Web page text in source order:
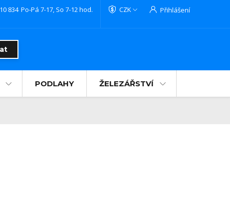
CZK Přihlášení
834 Po-Pá 7-17, So 7-12 hod.
PODLAHY ŽELEZÁŘSTVÍ